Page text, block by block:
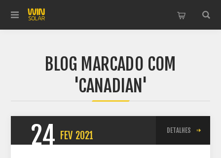
BLOG MARCADO COM
'CANADIAN'
24 FEV 2021 DETALHES